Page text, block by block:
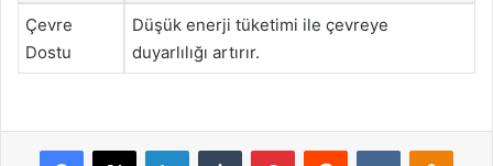
Çevre
Dostu
Düşük enerji tüketimi ile çevreye
duyarlılığı artırır.
Facebook
X LinkedInTumblr PinterestReddit VKontakte